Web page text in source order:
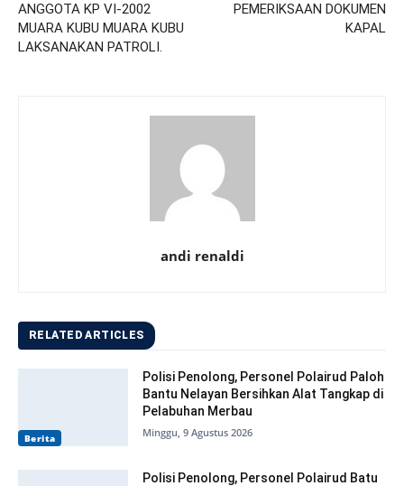
ANGGOTA KP VI-2002
MUARA KUBU MUARA KUBU
LAKSANAKAN PATROLI.‎
PEMERIKSAAN DOKUMEN
KAPAL
andi renaldi
RELATED ARTICLES
Berita
Polisi Penolong, Personel Polairud Paloh
Bantu Nelayan Bersihkan Alat Tangkap di
Pelabuhan Merbau
Minggu, 9 Agustus 2026
Polisi Penolong, Personel Polairud Batu